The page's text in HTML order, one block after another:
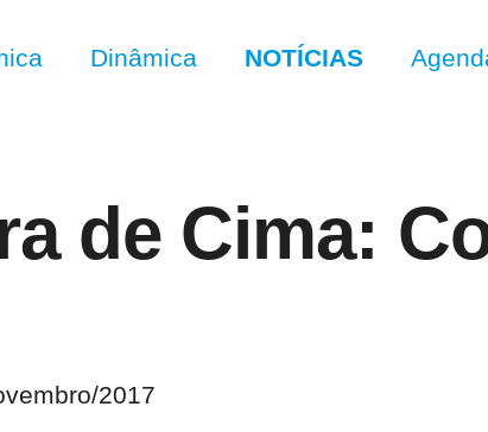
Dinâmica NOTÍCIAS
de Cima:
2017